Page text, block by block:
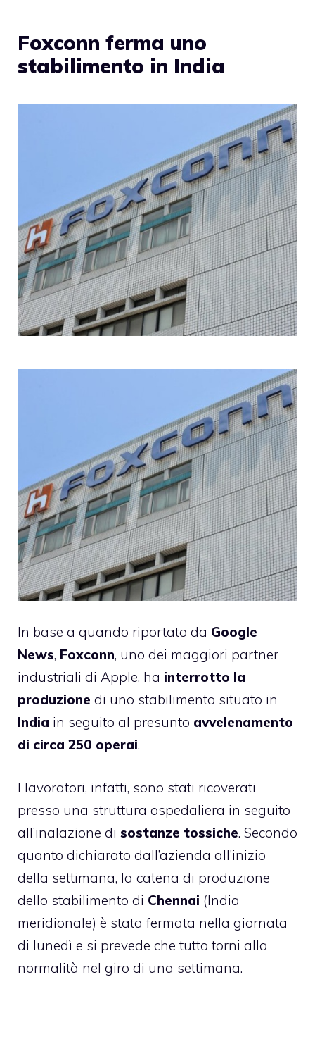
Foxconn ferma uno
stabilimento in India
In base a quando riportato da Google
News, Foxconn, uno dei maggiori partner
industriali di Apple, ha interrotto la
produzione di uno stabilimento situato in
India in seguito al presunto avvelenamento
di circa 250 operai.
I lavoratori, infatti, sono stati ricoverati
presso una struttura ospedaliera in seguito
all’inalazione di sostanze tossiche. Secondo
quanto dichiarato dall’azienda all’inizio
della settimana, la catena di produzione
dello stabilimento di Chennai (India
meridionale) è stata fermata nella giornata
di lunedì e si prevede che tutto torni alla
normalità nel giro di una settimana.